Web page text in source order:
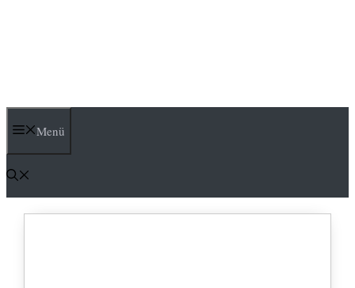
Menü